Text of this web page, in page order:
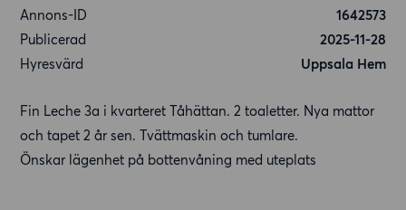
Annons-ID
1642573
Publicerad
2025-11-28
Hyresvärd
Uppsala Hem
Fin Leche 3a i kvarteret Tåhättan. 2 toaletter. Nya mattor
och tapet 2 år sen. Tvättmaskin och tumlare.
Önskar lägenhet på bottenvåning med uteplats